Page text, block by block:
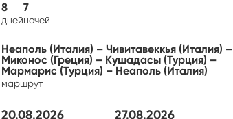
8
дней
7
ночей
Неаполь (Италия) – Чивитавеккья (Италия) –
Миконос (Греция) – Кушадасы (Турция) –
Мармарис (Турция) – Неаполь (Италия)
маршрут
20.08.2026 27.08.2026